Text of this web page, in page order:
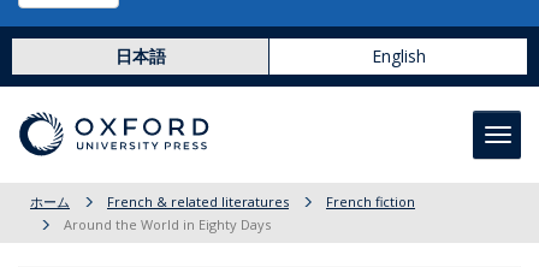
日本語 English
ホーム French & related literatures
French fiction
Around the World in Eighty Days